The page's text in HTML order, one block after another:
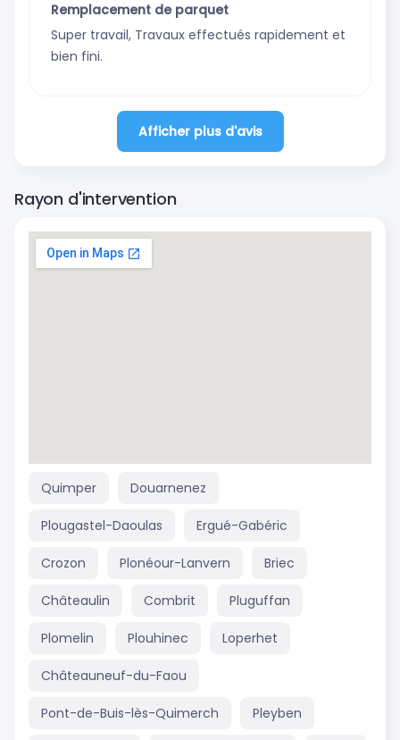
Remplacement de parquet
Super travail, Travaux effectués rapidement et
bien fini.
Afficher plus d'avis
Rayon d'intervention
Quimper Douarnenez
Plougastel-Daoulas Ergué-Gabéric
Crozon Plonéour-Lanvern Briec
Châteaulin Combrit Pluguffan
Plomelin Plouhinec Loperhet
Châteauneuf-du-Faou
Pont-de-Buis-lès-Quimerch Pleyben